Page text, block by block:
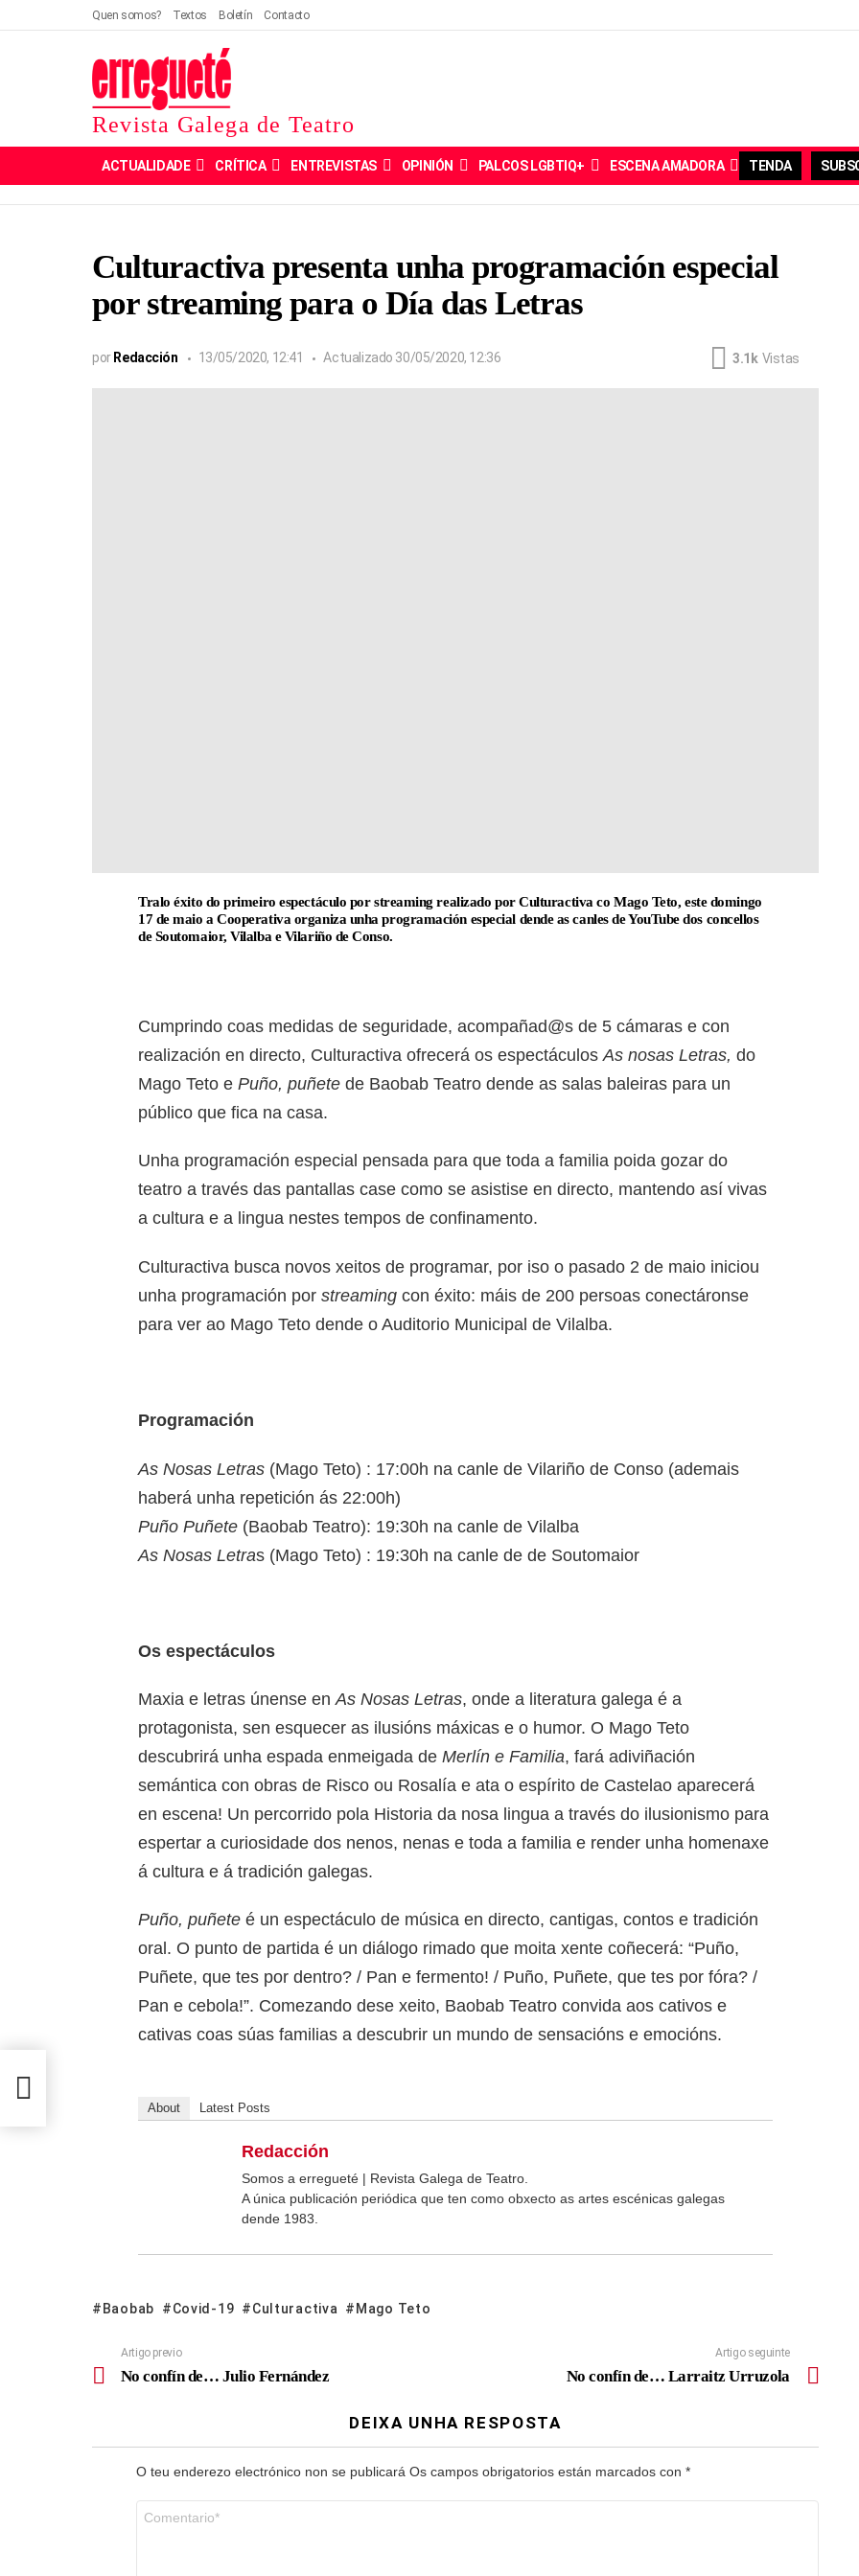
Quen somos? Textos Boletín Contacto
Revista Galega de Teatro
ACTUALIDADE CRÍTICA ENTREVISTAS OPINIÓN PALCOS LGBTIQ+ ESCENA AMADORA TENDA
Culturactiva presenta unha programación especial
por streaming para o Día das Letras
por Redacción 13/05/2020, 12:41 Actualizado 30/05/2020, 12:36 3.1k Vistas
Tralo éxito do primeiro espectáculo por streaming realizado por Culturactiva co Mago Teto, este domingo
17 de maio a Cooperativa organiza unha programación especial dende as canles de YouTube dos concellos
de Soutomaior, Vilalba e Vilariño de Conso.
Cumprindo coas medidas de seguridade, acompañad@s de 5 cámaras e con
realización en directo, Culturactiva ofrecerá os espectáculosAs nosas Letras, do
Mago Teto e Puño, puñete de Baobab Teatro dende as salas baleiras para un
público que fica na casa.
Unha programación especial pensada para que toda a familia poida gozar do
teatro a través das pantallas case como se asistise en directo, mantendo así vivas
a cultura e a lingua nestes tempos de confinamento.
Culturactiva busca novos xeitos de programar, por iso o pasado 2 de maio iniciou
unha programación por streaming con éxito: máis de 200 persoas conectáronse
para ver ao Mago Teto dende o Auditorio Municipal de Vilalba.
Programación
As Nosas Letras (Mago Teto) : 17:00h na canle de Vilariño de Conso (ademais
haberá unha repetición ás 22:00h)
Puño Puñete (Baobab Teatro): 19:30h na canle de Vilalba
As Nosas Letras (Mago Teto) : 19:30h na canle de de Soutomaior
Os espectáculos
Maxia e letras únense enAs Nosas Letras, onde a literatura galega é a
protagonista, sen esquecer as ilusións máxicas e o humor. O Mago Teto
descubrirá unha espada enmeigada de Merlín e Familia, fará adiviñación
semántica con obras de Risco ou Rosalía e ata o espírito de Castelao aparecerá
en escena! Un percorrido pola Historia da nosa lingua a través do ilusionismo para
espertar a curiosidade dos nenos, nenas e toda a familia e render unha homenaxe
á cultura e á tradición galegas.
Puño, puñete é un espectáculo de música en directo, cantigas, contos e tradición
oral. O punto de partida é un diálogo rimado que moita xente coñecerá: “Puño,
Puñete, que tes por dentro? / Pan e fermento! / Puño, Puñete, que tes por fóra? /
Pan e cebola!”. Comezando dese xeito, Baobab Teatro convida aos cativos e
cativas coas súas familias a descubrir un mundo de sensacións e emocións.
About Latest Posts
Redacción
Somos a erregueté | Revista Galega de Teatro.
A única publicación periódica que ten como obxecto as artes escénicas galegas
dende 1983.
Baobab Covid-19 Culturactiva Mago Teto
Artigo previo
No confín de… Julio Fernández
Artigo seguinte
No confín de… Larraitz Urruzola
DEIXA UNHA RESPOSTA
O teu enderezo electrónico non se publicará Os campos obrigatorios están marcados con *